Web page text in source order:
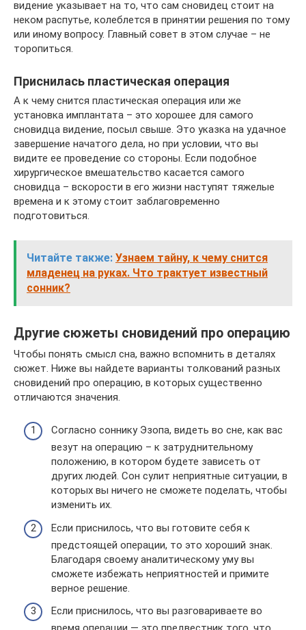
видение указывает на то, что сам сновидец стоит на
неком распутье, колеблется в принятии решения по тому
или иному вопросу. Главный совет в этом случае – не
торопиться.
Приснилась пластическая операция
А к чему снится пластическая операция или же
установка имплантата – это хорошее для самого
сновидца видение, посыл свыше. Это указка на удачное
завершение начатого дела, но при условии, что вы
видите ее проведение со стороны. Если подобное
хирургическое вмешательство касается самого
сновидца – вскорости в его жизни наступят тяжелые
времена и к этому стоит заблаговременно
подготовиться.
Читайте также: Узнаем тайну, к чему снится
младенец на руках. Что трактует известный
сонник?
Другие сюжеты сновидений про операцию
Чтобы понять смысл сна, важно вспомнить в деталях
сюжет. Ниже вы найдете варианты толкований разных
сновидений про операцию, в которых существенно
отличаются значения.
Согласно соннику Эзопа, видеть во сне, как вас
везут на операцию – к затруднительному
положению, в котором будете зависеть от
других людей. Сон сулит неприятные ситуации, в
которых вы ничего не сможете поделать, чтобы
изменить их.
Если приснилось, что вы готовите себя к
предстоящей операции, то это хороший знак.
Благодаря своему аналитическому уму вы
сможете избежать неприятностей и примите
верное решение.
Если приснилось, что вы разговариваете во